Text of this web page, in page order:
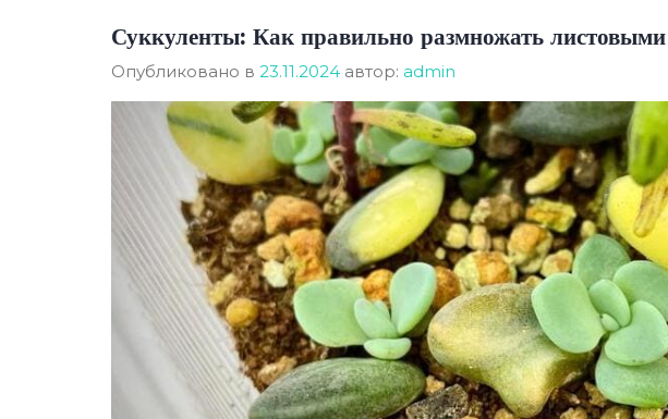
Суккуленты: Как правильно размножать
Опубликовано в 23.11.2024 автор: admin